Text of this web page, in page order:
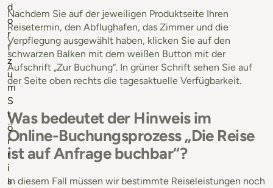
Nachdem Sie auf der jeweiligen Produktseite Ihren
Reisetermin, den Abflughafen, das Zimmer und die
Verpflegung ausgewählt haben, klicken Sie auf den
schwarzen Balken mit dem weißen Button mit der
Aufschrift „Zur Buchung“. In grüner Schrift sehen Sie auf
der Seite oben rechts die tagesaktuelle Verfügbarkeit.
Was bedeutet der Hinweis im
Online-Buchungsprozess „Die Reise
ist auf Anfrage buchbar“?
In diesem Fall müssen wir bestimmte Reiseleistungen noch
d
o
r
f
z
u
m
S
t
ö
r
r
i
s